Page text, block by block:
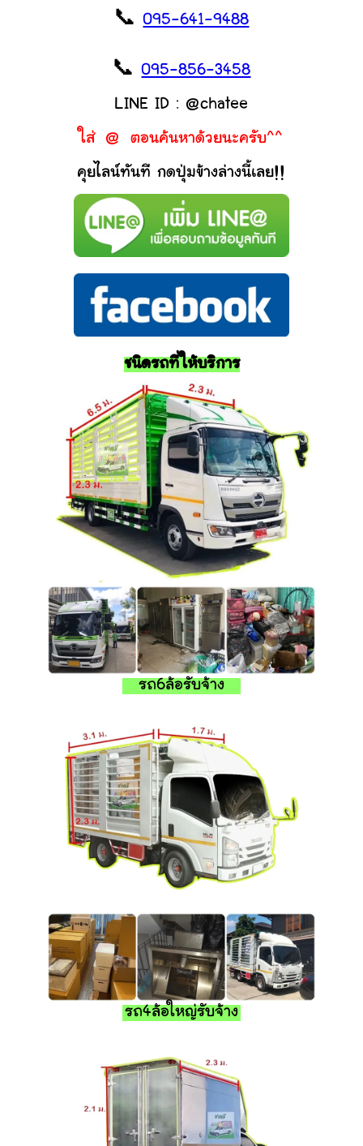
📞095-641-9488
📞095-856-3458
LINE ID : @chatee
ใส่ @ ตอนค้นหาด้วยนะครับ^^
คุยไลน์ทันที กดปุ่มข้างล่างนี้เลย!!
ชนิดรถที่ให้บริการ
รถ6ล้อรับจ้าง
รถ4ล้อใหญ่รับจ้าง